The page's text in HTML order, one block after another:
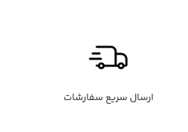
ارسال سریع سفارشات